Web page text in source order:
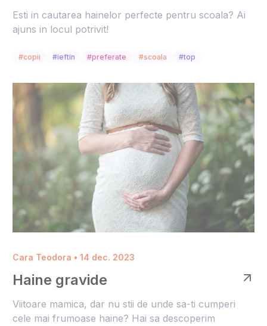
Esti in cautarea hainelor perfecte pentru scoala? Ai
ajuns in locul potrivit!
#copii #ieftin #preferate #scoala #top
Cara Teodora • 14 dec. 2023
Haine gravide
Viitoare mamica, dar nu stii de unde sa-ti cumperi
cele mai frumoase haine? Hai sa descoperim